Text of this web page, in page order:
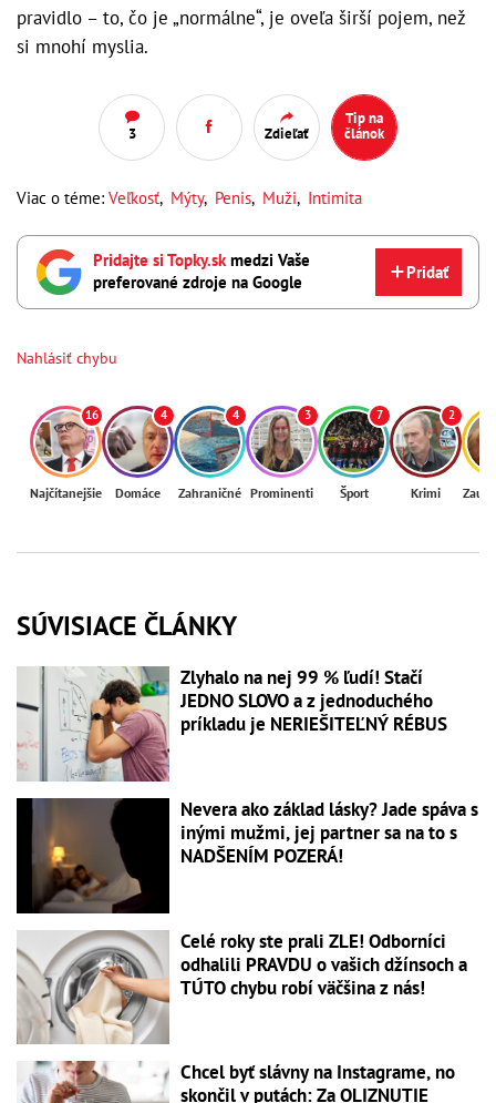
pravidlo – to, čo je „normálne“, je oveľa širší pojem, než
si mnohí myslia.
3 Zdieľať
Tip na
článok
Viac o téme: Veľkosť, Mýty, Penis, Muži, Intimita
Pridajte si Topky.skmedzi Vaše
preferované zdroje na Google
Pridať
Nahlásiť chybu
16
Najčítanejšie
4
Domáce
4
Zahraničné
3
Prominenti
7
Šport
2
Krimi
SÚVISIACE ČLÁNKY
Zlyhalo na nej 99 % ľudí! Stačí
JEDNO SLOVO a z jednoduchého
príkladu je NERIEŠITEĽNÝ RÉBUS
Nevera ako základ lásky? Jade spáva s
inými mužmi, jej partner sa na to s
NADŠENÍM POZERÁ!
Celé roky ste prali ZLE! Odborníci
odhalili PRAVDU o vašich džínsoch a
TÚTO chybu robí väčšina z nás!
Chcel byť slávny na Instagrame, no
skončil v putách: Za OLIZNUTIE